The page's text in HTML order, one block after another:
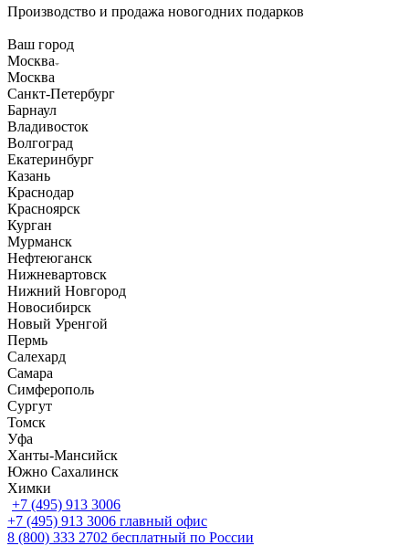
Производство и продажа новогодних подарков
Ваш город
Москва
Москва
Санкт-Петербург
Барнаул
Владивосток
Волгоград
Екатеринбург
Казань
Краснодар
Красноярск
Курган
Мурманск
Нефтеюганск
Нижневартовск
Нижний Новгород
Новосибирск
Новый Уренгой
Пермь
Салехард
Самара
Симферополь
Сургут
Томск
Уфа
Ханты-Мансийск
Южно Сахалинск
Химки
+7 (495) 913 3006
+7 (495) 913 3006 главный офис
8 (800) 333 2702 бесплатный по России